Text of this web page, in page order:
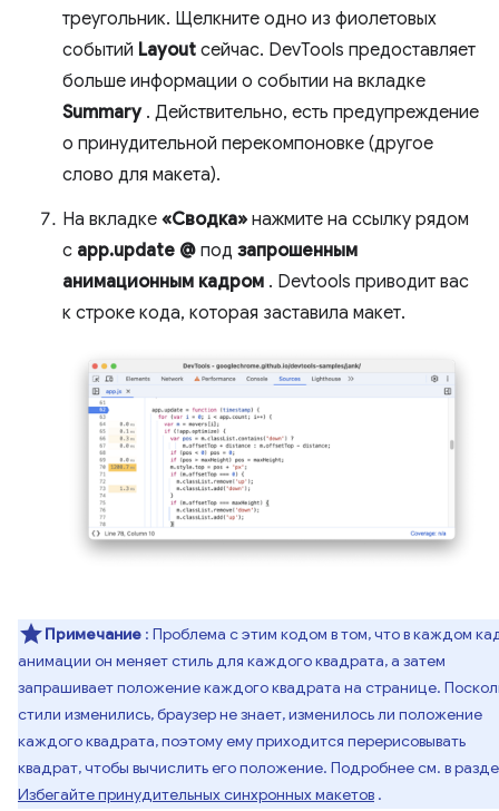
треугольник. Щелкните одно из фиолетовых
событий Layout сейчас. DevTools предоставляет
больше информации о событии на вкладке
Summary. Действительно, есть предупреждение
о принудительной перекомпоновке (другое
слово для макета).
На вкладке «Сводка» нажмите на ссылку рядом
с app.update @ под запрошенным
анимационным кадром . Devtools приводит вас
к строке кода, которая заставила макет.
Примечание : Проблема с этим кодом в том, что в каждом
анимации он меняет стиль для каждого квадрата, а затем
запрашивает положение каждого квадрата на странице.
стили изменились, браузер не знает, изменилось ли положение
каждого квадрата, поэтому ему приходится перерисовывать
квадрат, чтобы вычислить его положение. Подробнее см. в
Избегайте принудительных синхронных макетов .